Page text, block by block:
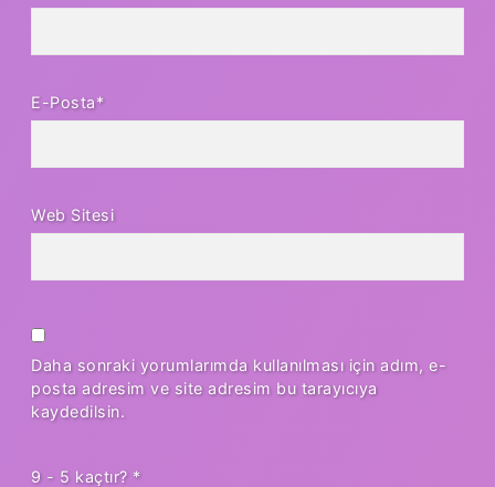
E-Posta*
Web Sitesi
Daha sonraki yorumlarımda kullanılması için adım, e-
posta adresim ve site adresim bu tarayıcıya
kaydedilsin.
9 - 5 kaçtır? *